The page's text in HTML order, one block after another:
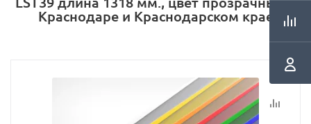
Краснодаре и Краснодарском крае